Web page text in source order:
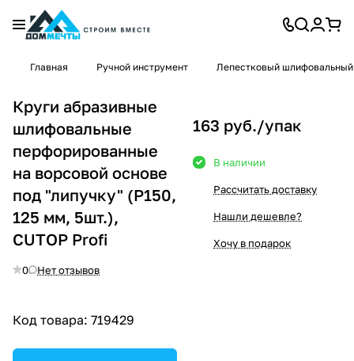
Главная Ручной инструмент Лепестковый шлифовальный
Круги абразивные
шлифовальные
перфорированные
на ворсовой основе
под "липучку" (Р150,
125 мм, 5шт.),
CUTOP Profi
0 Нет отзывов
Код товара: 719429
163 руб./упак
В наличии
Рассчитать доставку
Нашли дешевле?
Хочу в подарок